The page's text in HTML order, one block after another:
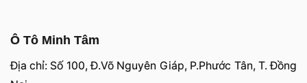
Ô Tô Minh Tâm
Địa chỉ: Số 100, Đ.Võ Nguyên Giáp, P.Phước Tân, T. Đồng